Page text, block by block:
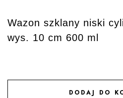
Wazon szklany niski
wys. 10 cm 600 ml
DODAJ DO
DODAJ DO